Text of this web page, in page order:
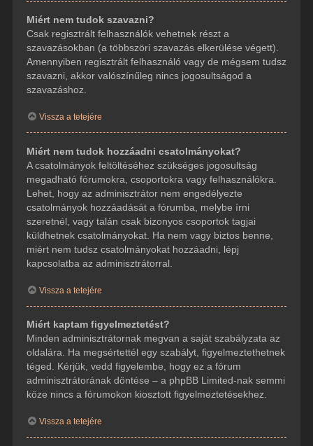
Miért nem tudok szavazni?
Csak regisztrált felhasználók vehetnek részt a
szavazásokban (a többszöri szavazás elkerülése végett).
Amennyiben regisztrált felhasználó vagy de mégsem tudsz
szavazni, akkor valószínűleg nincs jogosultságod a
szavazáshoz.
Vissza a tetejére
Miért nem tudok hozzáadni csatolmányokat?
A csatolmányok feltöltéséhez szükséges jogosultság
megadható fórumokra, csoportokra vagy felhasználókra.
Lehet, hogy az adminisztrátor nem engedélyezte
csatolmányok hozzáadását a fórumba, melybe írni
szeretnél, vagy talán csak bizonyos csoportok tagjai
küldhetnek csatolmányokat. Ha nem vagy biztos benne,
miért nem tudsz csatolmányokat hozzáadni, lépj
kapcsolatba az adminisztrátorral.
Vissza a tetejére
Miért kaptam figyelmeztetést?
Minden adminisztrátornak megvan a saját szabályzata az
oldalára. Ha megsértettél egy szabályt, figyelmeztethetnek
téged. Kérjük, vedd figyelembe, hogy ez a fórum
adminisztrátorának döntése – a phpBB Limited-nak semmi
köze nincs a fórumokon kiosztott figyelmeztetésekhez.
Vissza a tetejére